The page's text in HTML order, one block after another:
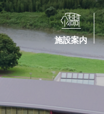
施設案内